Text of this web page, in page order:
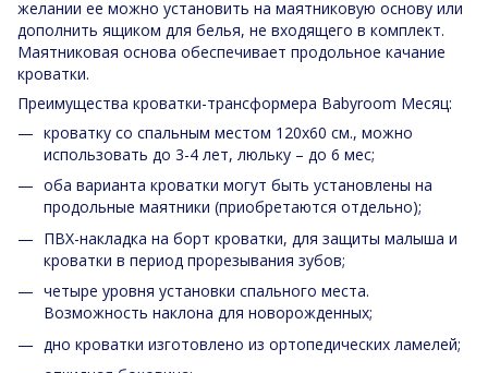
желании ее можно установить на маятниковую основу или
дополнить ящиком для белья, не входящего в комплект.
Маятниковая основа обеспечивает продольное качание
кроватки.
Преимущества кроватки-трансформера Babyroom Месяц:
кроватку со спальным местом 120х60 см., можно
использовать до 3-4 лет, люльку – до 6 мес;
оба варианта кроватки могут быть установлены на
продольные маятники (приобретаются отдельно);
ПВХ-накладка на борт кроватки, для защиты малыша и
кроватки в период прорезывания зубов;
четыре уровня установки спального места.
Возможность наклона для новорожденных;
дно кроватки изготовлено из ортопедических ламелей;